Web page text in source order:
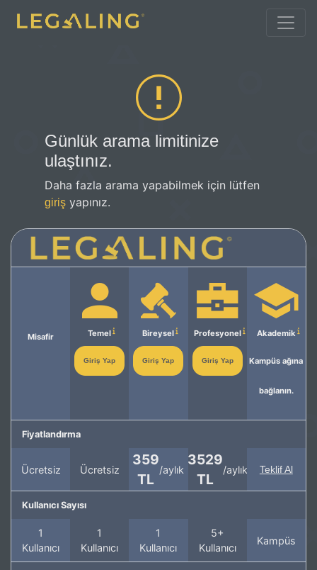
Günlük arama limitinize
ulaştınız.
Daha fazla arama yapabilmek için lütfen
giriş yapınız.
Misafir Temel
Giriş Yap
Bireysel
Giriş Yap
Profesyonel
Giriş Yap
Akademik
Kampüs ağına
bağlanın.
Fiyatlandırma
Ücretsiz Ücretsiz
359
TL
/aylık
3529
TL
/aylık Teklif Al
Kullanıcı Sayısı
1
Kullanıcı
1
Kullanıcı
1
Kullanıcı
5+
Kullanıcı
Kampüs